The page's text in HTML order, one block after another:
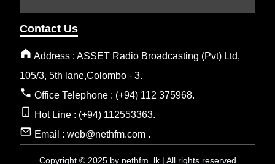
Contact Us
Address : ASSET Radio Broadcasting (Pvt) Ltd,
105/3, 5th lane,Colombo - 3.
Office Telephone : (+94) 112 375968.
Hot Line : (+94) 112553363.
Email : web@nethfm.com .
Copyright © 2025 by nethfm .lk | All rights reserved